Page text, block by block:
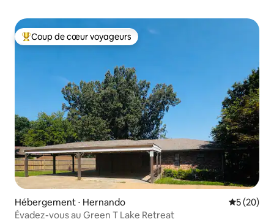
Coups de cœur voyageurs les plus appréciés
Coup de cœur voyageurs
Hébergement ⋅ Hernando
5 (20)
Évadez-vous au Green T Lake Retreat